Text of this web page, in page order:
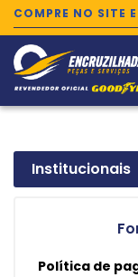
COMPRE NO SITE
Política de
Institucionais